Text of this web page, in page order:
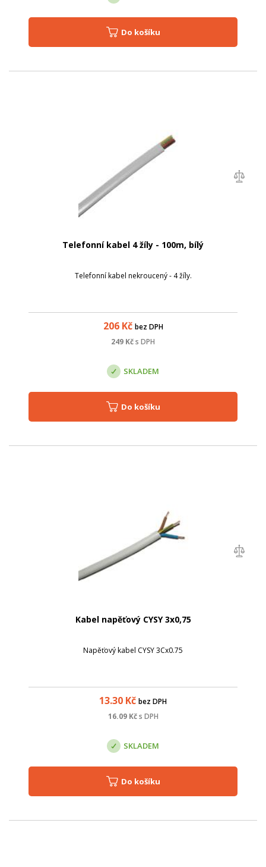
Do košíku
Telefonní kabel 4 žíly - 100m, bílý
Telefonní kabel nekroucený - 4 žíly.
206Kč bez DPH
249 Kčs DPH
SKLADEM
Do košíku
Kabel napěťový CYSY 3x0,75
Napěťový kabel CYSY 3Cx0.75
13.30 Kč bez DPH
16.09Kč s DPH
SKLADEM
Do košíku